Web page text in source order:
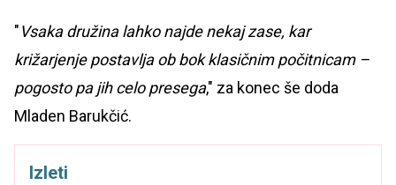
"Vsaka družina lahko najde nekaj zase, kar
križarjenje postavlja ob bok klasičnim počitnicam –
pogosto pa jih celo presega," za konec še doda
Mladen Barukčić.
Izleti